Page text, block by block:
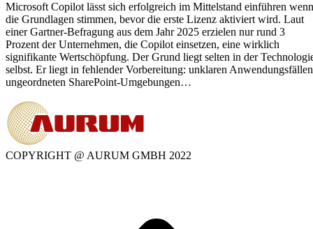
Microsoft Copilot lässt sich erfolgreich im Mittelstand einführen wenn
die Grundlagen stimmen, bevor die erste Lizenz aktiviert wird. Laut
einer Gartner-Befragung aus dem Jahr 2025 erzielen nur rund 3
Prozent der Unternehmen, die Copilot einsetzen, eine wirklich
signifikante Wertschöpfung. Der Grund liegt selten in der
selbst. Er liegt in fehlender Vorbereitung: unklaren
ungeordneten SharePoint-Umgebungen…
COPYRIGHT @ AURUM GMBH 2022